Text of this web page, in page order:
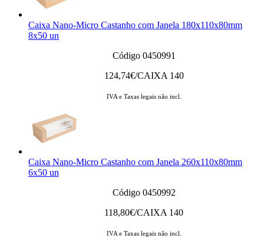
Caixa Nano-Micro Castanho com Janela 180x110x80mm
8x50 un
Código 0450991
124,74€/CAIXA 140
IVA e Taxas legais não incl.
Caixa Nano-Micro Castanho com Janela 260x110x80mm
6x50 un
Código 0450992
118,80€/CAIXA 140
IVA e Taxas legais não incl.